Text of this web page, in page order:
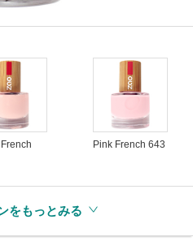
Pink French 643
をもっとみる